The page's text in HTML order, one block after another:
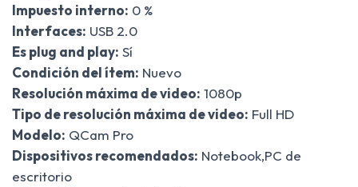
Impuesto interno: 0 %
Interfaces: USB 2.0
Es plug and play: Sí
Condición del ítem: Nuevo
Resolución máxima de video: 1080p
Tipo de resolución máxima de video: Full HD
Modelo: QCam Pro
Dispositivos recomendados: Notebook,PC de
escritorio